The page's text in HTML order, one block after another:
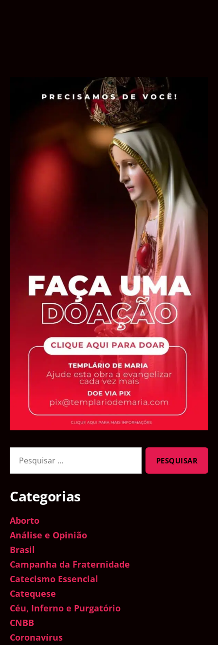
por:
Categorias
Aborto
Análise e Opinião
Brasil
Campanha da Fraternidade
Catecismo Essencial
Catequese
Céu, Inferno e Purgatório
CNBB
Coronavírus